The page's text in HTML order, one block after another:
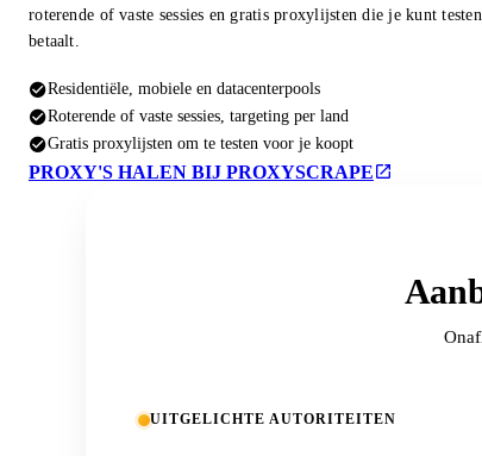
roterende of vaste sessies en gratis proxylijsten die je kunt
betaalt.
Residentiële, mobiele en datacenterpools
Roterende of vaste sessies, targeting per land
Gratis proxylijsten om te testen voor je koopt
PROXY'S HALEN BIJ PROXYSCRAPE
UITGELICHTE AUTORITEITEN